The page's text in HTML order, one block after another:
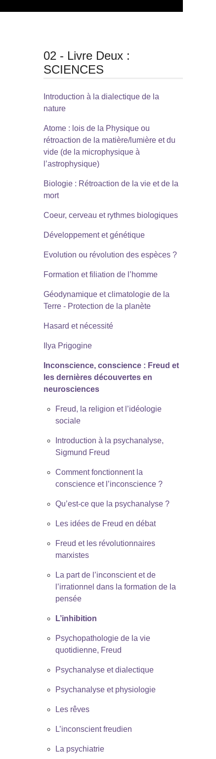
02 - Livre Deux :
SCIENCES
Introduction à la dialectique de la
nature
Atome : lois de la Physique ou
rétroaction de la matière/lumière et du
vide (de la microphysique à
l’astrophysique)
Biologie : Rétroaction de la vie et de la
mort
Coeur, cerveau et rythmes biologiques
Développement et génétique
Evolution ou révolution des espèces ?
Formation et filiation de l’homme
Géodynamique et climatologie de la
Terre - Protection de la planète
Hasard et nécessité
Ilya Prigogine
Inconscience, conscience : Freud et
les dernières découvertes en
neurosciences
Freud, la religion et l’idéologie
sociale
Introduction à la psychanalyse,
Sigmund Freud
Comment fonctionnent la
conscience et l’inconscience ?
Qu’est-ce que la psychanalyse ?
Les idées de Freud en débat
Freud et les révolutionnaires
marxistes
La part de l’inconscient et de
l’irrationnel dans la formation de la
pensée
L’inhibition
Psychopathologie de la vie
quotidienne, Freud
Psychanalyse et dialectique
Psychanalyse et physiologie
Les rêves
L’inconscient freudien
La psychiatrie